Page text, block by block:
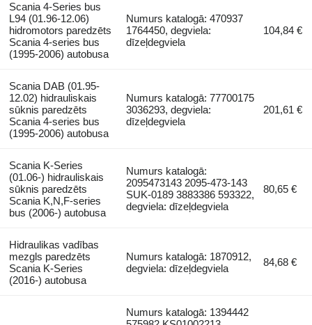
Scania 4-Series bus
L94 (01.96-12.06)
hidromotors paredzēts
Scania 4-series bus
(1995-2006) autobusa
Numurs katalogā: 470937
1764450, degviela:
dīzeļdegviela
104,84 €
Scania DAB (01.95-
12.02) hidrauliskais
sūknis paredzēts
Scania 4-series bus
(1995-2006) autobusa
Numurs katalogā: 77700175
3036293, degviela:
dīzeļdegviela
201,61 €
Scania K-Series
(01.06-) hidrauliskais
sūknis paredzēts
Scania K,N,F-series
bus (2006-) autobusa
Numurs katalogā:
2095473143 2095-473-143
SUK-0189 3883386 593322,
degviela: dīzeļdegviela
80,65 €
Hidraulikas vadības
mezgls paredzēts
Scania K-Series
(2016-) autobusa
Numurs katalogā: 1870912,
degviela: dīzeļdegviela
84,68 €
Numurs katalogā: 1394442